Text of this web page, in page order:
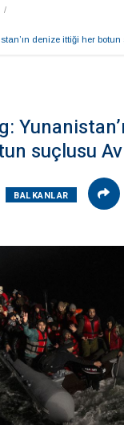
denize ittiği her
suçlusu
BALKANLAR